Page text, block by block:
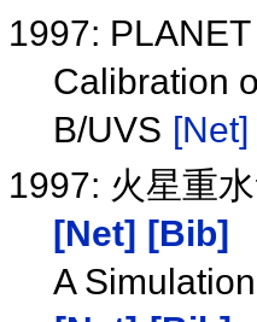
1997:
Calibration
B/UVS [Net]
1997: 火星重
[Net] [Bib]
A